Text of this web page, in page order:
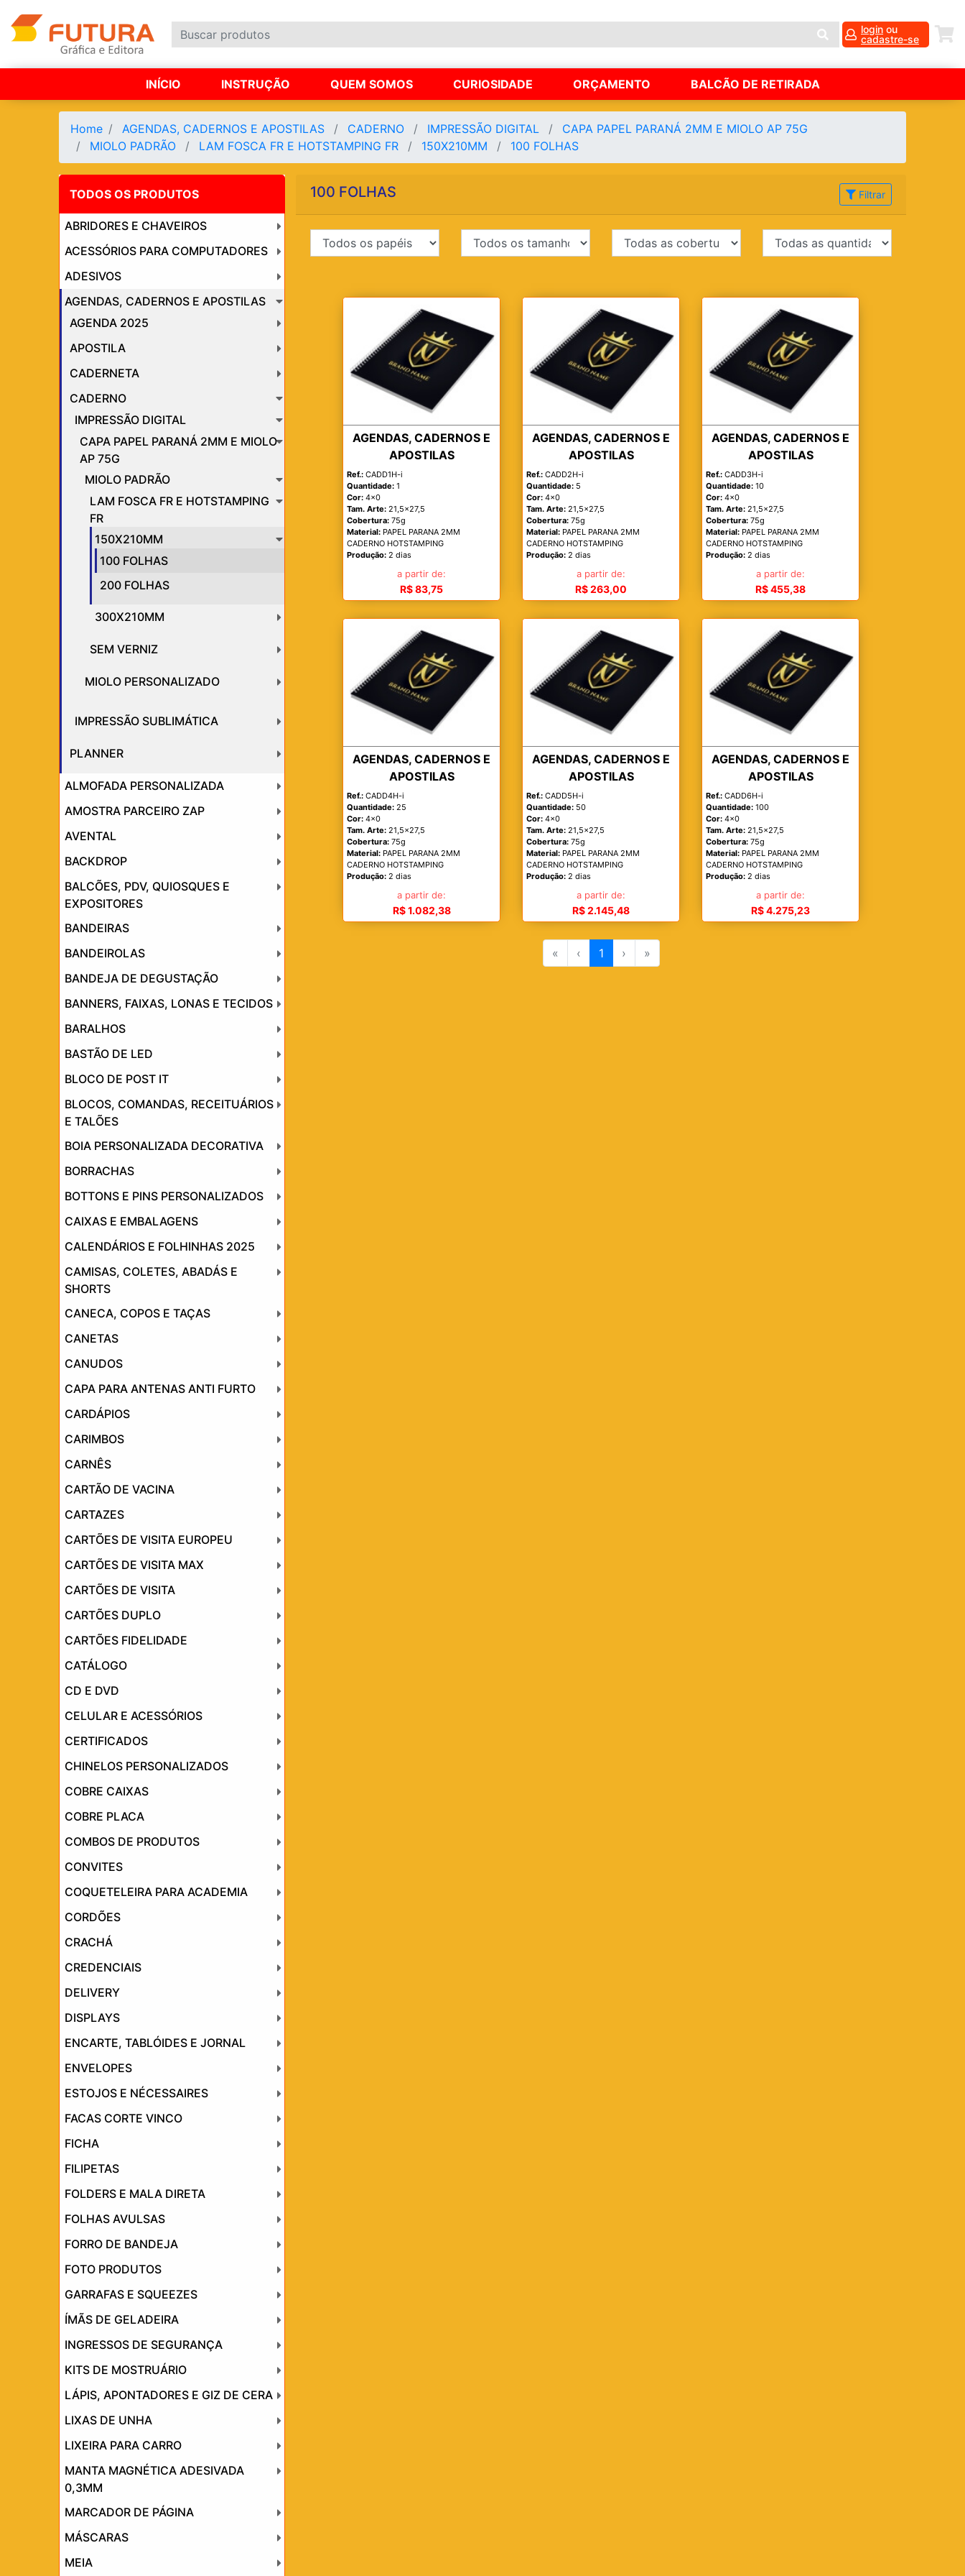
login ou
cadastre-se
INÍCIO INSTRUÇÃO QUEM SOMOS CURIOSIDADE ORÇAMENTO BALCÃO DE RETIRADA
Home AGENDAS, CADERNOS E APOSTILAS CADERNO IMPRESSÃO DIGITAL
CAPA PAPEL PARANÁ 2MM E MIOLO AP 75G
MIOLO PADRÃO
LAM FOSCA FR E HOTSTAMPING FR 150X210MM 100 FOLHAS
TODOS OS PRODUTOS
ABRIDORES E CHAVEIROS
ACESSÓRIOS PARA COMPUTADORES
ADESIVOS
AGENDAS, CADERNOS E APOSTILAS
AGENDA 2025
APOSTILA
CADERNETA
CADERNO
IMPRESSÃO DIGITAL
CAPA PAPEL PARANÁ 2MM E MIOLO
AP 75G
MIOLO PADRÃO
LAM FOSCA FR E HOTSTAMPING
FR
150X210MM
100 FOLHAS
200 FOLHAS
300X210MM
SEM VERNIZ
MIOLO PERSONALIZADO
IMPRESSÃO SUBLIMÁTICA
PLANNER
ALMOFADA PERSONALIZADA
AMOSTRA PARCEIRO ZAP
AVENTAL
BACKDROP
BALCÕES, PDV, QUIOSQUES E
EXPOSITORES
BANDEIRAS
BANDEIROLAS
BANDEJA DE DEGUSTAÇÃO
BANNERS, FAIXAS, LONAS E TECIDOS
BARALHOS
BASTÃO DE LED
BLOCO DE POST IT
BLOCOS, COMANDAS, RECEITUÁRIOS
E TALÕES
BOIA PERSONALIZADA DECORATIVA
BORRACHAS
BOTTONS E PINS PERSONALIZADOS
CAIXAS E EMBALAGENS
CALENDÁRIOS E FOLHINHAS 2025
CAMISAS, COLETES, ABADÁS E
SHORTS
CANECA, COPOS E TAÇAS
CANETAS
CANUDOS
CAPA PARA ANTENAS ANTI FURTO
CARDÁPIOS
CARIMBOS
CARNÊS
CARTÃO DE VACINA
CARTAZES
CARTÕES DE VISITA EUROPEU
CARTÕES DE VISITA MAX
CARTÕES DE VISITA
CARTÕES DUPLO
CARTÕES FIDELIDADE
CATÁLOGO
CD E DVD
CELULAR E ACESSÓRIOS
CERTIFICADOS
CHINELOS PERSONALIZADOS
COBRE CAIXAS
COBRE PLACA
COMBOS DE PRODUTOS
CONVITES
COQUETELEIRA PARA ACADEMIA
CORDÕES
CRACHÁ
CREDENCIAIS
DELIVERY
DISPLAYS
ENCARTE, TABLÓIDES E JORNAL
ENVELOPES
ESTOJOS E NÉCESSAIRES
FACAS CORTE VINCO
FICHA
FILIPETAS
FOLDERS E MALA DIRETA
FOLHAS AVULSAS
FORRO DE BANDEJA
FOTO PRODUTOS
GARRAFAS E SQUEEZES
ÍMÃS DE GELADEIRA
INGRESSOS DE SEGURANÇA
KITS DE MOSTRUÁRIO
LÁPIS, APONTADORES E GIZ DE CERA
LIXAS DE UNHA
LIXEIRA PARA CARRO
MANTA MAGNÉTICA ADESIVADA
0,3MM
MARCADOR DE PÁGINA
MÁSCARAS
MEIA
100 FOLHAS Filtrar
AGENDAS, CADERNOS E
APOSTILAS
Ref.: CADD1H-i
Quantidade: 1
Cor: 4x0
Tam. Arte: 21,5x27,5
Cobertura: 75g
Material: PAPEL PARANA 2MM
CADERNO HOTSTAMPING
Produção: 2 dias
a partir de:
R$ 83,75
AGENDAS, CADERNOS E
APOSTILAS
Ref.: CADD2H-i
Quantidade: 5
Cor: 4x0
Tam. Arte: 21,5x27,5
Cobertura: 75g
Material: PAPEL PARANA 2MM
CADERNO HOTSTAMPING
Produção: 2 dias
a partir de:
R$ 263,00
AGENDAS, CADERNOS E
APOSTILAS
Ref.: CADD3H-i
Quantidade: 10
Cor: 4x0
Tam. Arte: 21,5x27,5
Cobertura: 75g
Material: PAPEL PARANA 2MM
CADERNO HOTSTAMPING
Produção: 2 dias
a partir de:
R$ 455,38
AGENDAS, CADERNOS E
APOSTILAS
Ref.: CADD4H-i
Quantidade: 25
Cor: 4x0
Tam. Arte: 21,5x27,5
Cobertura: 75g
Material: PAPEL PARANA 2MM
CADERNO HOTSTAMPING
Produção: 2 dias
a partir de:
R$ 1.082,38
AGENDAS, CADERNOS E
APOSTILAS
Ref.: CADD5H-i
Quantidade: 50
Cor: 4x0
Tam. Arte: 21,5x27,5
Cobertura: 75g
Material: PAPEL PARANA 2MM
CADERNO HOTSTAMPING
Produção: 2 dias
a partir de:
R$ 2.145,48
AGENDAS, CADERNOS E
APOSTILAS
Ref.: CADD6H-i
Quantidade: 100
Cor: 4x0
Tam. Arte: 21,5x27,5
Cobertura: 75g
Material: PAPEL PARANA 2MM
CADERNO HOTSTAMPING
Produção: 2 dias
a partir de:
R$ 4.275,23
« ‹ 1 › »